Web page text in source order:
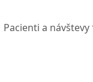
Pacienti a návštevy